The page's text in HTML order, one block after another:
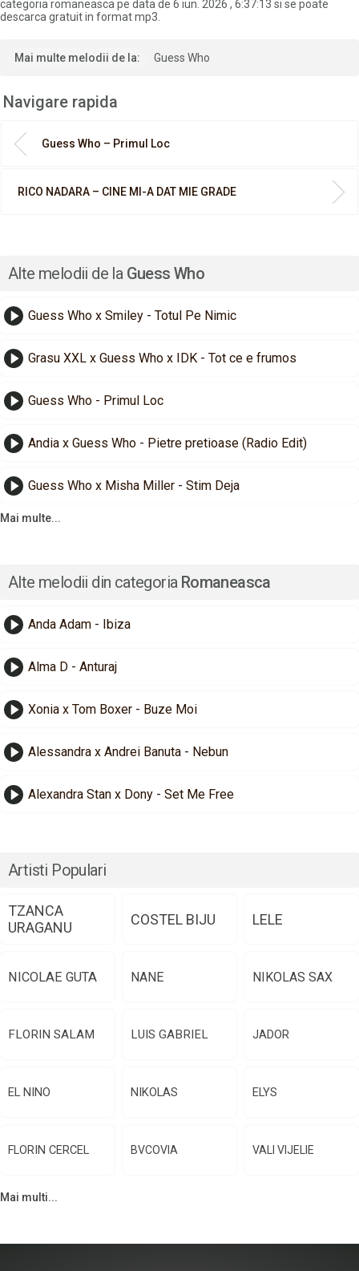
categoria romaneasca pe data de 6 iun. 2026 , 6:37:13 si se poate
descarca gratuit in format mp3.
Mai multe melodii de la: Guess Who
Navigare rapida
Guess Who – Primul Loc
RICO NADARA – CINE MI-A DAT MIE GRADE
Alte melodii de la Guess Who
Guess Who x Smiley - Totul Pe Nimic
Grasu XXL x Guess Who x IDK - Tot ce e frumos
Guess Who - Primul Loc
Andia x Guess Who - Pietre pretioase (Radio Edit)
Guess Who x Misha Miller - Stim Deja
Mai multe...
Alte melodii din categoria Romaneasca
Anda Adam - Ibiza
Alma D - Anturaj
Xonia x Tom Boxer - Buze Moi
Alessandra x Andrei Banuta - Nebun
Alexandra Stan x Dony - Set Me Free
Artisti Populari
TZANCA
URAGANU
COSTEL BIJU LELE
NICOLAE GUTA NANE NIKOLAS SAX
FLORIN SALAM LUIS GABRIEL JADOR
EL NINO NIKOLAS ELYS
FLORIN CERCEL BVCOVIA VALI VIJELIE
Mai multi...